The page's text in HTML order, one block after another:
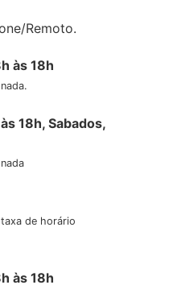
Remoto.
às 18h
18h, Sabados,
de horário
às 18h